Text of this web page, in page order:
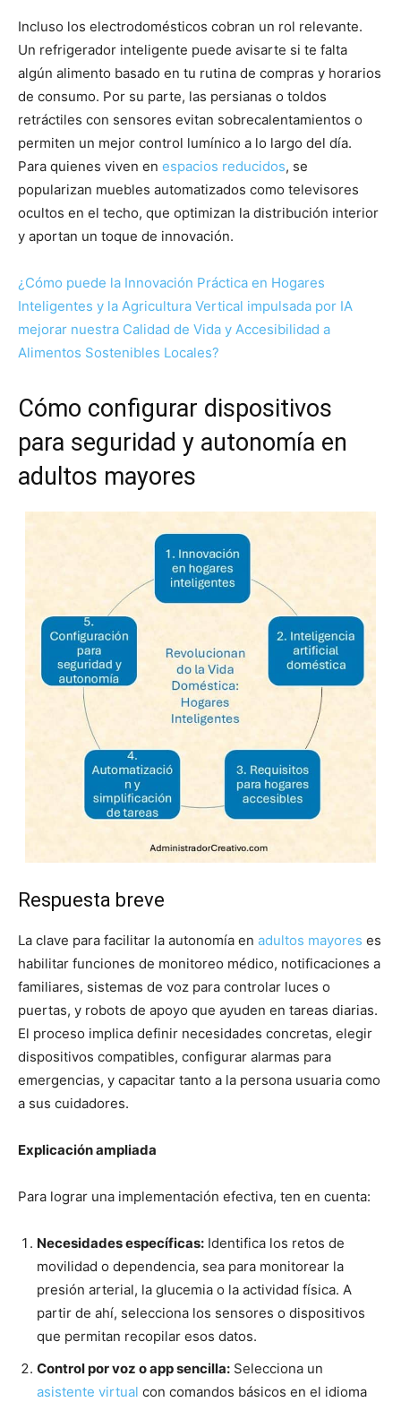
Incluso los electrodomésticos cobran un rol relevante.
Un refrigerador inteligente puede avisarte si te falta
algún alimento basado en tu rutina de compras y horarios
de consumo. Por su parte, las persianas o toldos
retráctiles con sensores evitan sobrecalentamientos o
permiten un mejor control lumínico a lo largo del día.
Para quienes viven en espacios reducidos, se
popularizan muebles automatizados como televisores
ocultos en el techo, que optimizan la distribución interior
y aportan un toque de innovación.
¿Cómo puede la Innovación Práctica en Hogares
Inteligentes y la Agricultura Vertical impulsada por IA
mejorar nuestra Calidad de Vida y Accesibilidad a
Alimentos Sostenibles Locales?
Cómo configurar dispositivos
para seguridad y autonomía en
adultos mayores
Respuesta breve
La clave para facilitar la autonomía en adultos mayores es
habilitar funciones de monitoreo médico, notificaciones a
familiares, sistemas de voz para controlar luces o
puertas, y robots de apoyo que ayuden en tareas diarias.
El proceso implica definir necesidades concretas, elegir
dispositivos compatibles, configurar alarmas para
emergencias, y capacitar tanto a la persona usuaria como
a sus cuidadores.
Explicación ampliada
Para lograr una implementación efectiva, ten en cuenta:
Necesidades específicas: Identifica los retos de
movilidad o dependencia, sea para monitorear la
presión arterial, la glucemia o la actividad física. A
partir de ahí, selecciona los sensores o dispositivos
que permitan recopilar esos datos.
Control por voz o app sencilla: Selecciona un
asistente virtual con comandos básicos en el idioma